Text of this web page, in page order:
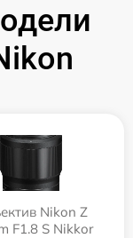
Nikon Z
F1.8 S Nikkor